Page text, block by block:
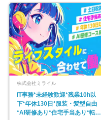
株式会社ミライル
IT事務*未経験歓迎*残業10h以
下*年休130日*服装・髪型自由
*AI研修あり*住宅手当あり*転勤